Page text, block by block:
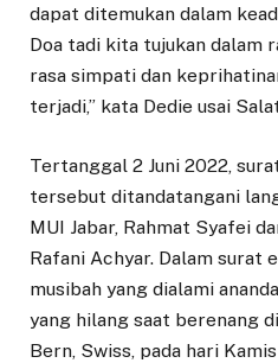
dapat ditemukan dalam
Doa tadi kita tujukan dalam
rasa simpati dan
terjadi,” kata Dedie usai
Tertanggal 2 Juni 2022,
tersebut ditandatangani
MUI Jabar, Rahmat Syafei
Rafani Achyar. Dalam surat
musibah yang dialami
yang hilang saat berenang
Bern, Swiss, pada hari